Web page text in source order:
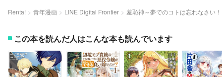
Renta! 青年漫画 LINE Digital Frontier 羞恥神～夢でのコトは忘れなさい
この本を読んだ人はこんな本も読んでいます